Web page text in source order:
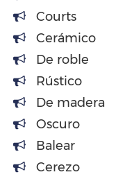
Courts
Cerámico
De roble
Rústico
De madera
Oscuro
Balear
Cerezo